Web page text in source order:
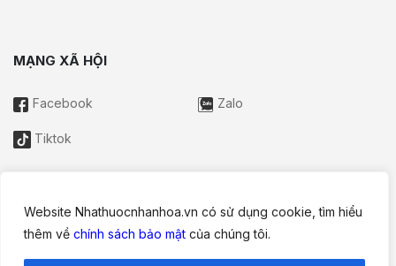
Website Nhathuocnhanhoa.vn có sử dụng cookie, tìm hiểu
thêm về chính sách bảo mật của chúng tôi.
MẠNG XÃ HỘI
Facebook Zalo
Tiktok
Thông tin trên website này chỉ mang tính chất nội bộ tham khảo;